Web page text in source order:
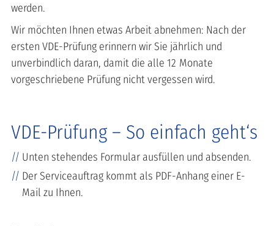
werden.
Wir möchten Ihnen etwas Arbeit abnehmen: Nach der
ersten VDE-Prüfung erinnern wir Sie jährlich und
unverbindlich daran, damit die alle 12 Monate
vorgeschriebene Prüfung nicht vergessen wird.
VDE-Prüfung – So einfach geht‘s
Unten stehendes Formular ausfüllen und absenden.
Der Serviceauftrag kommt als PDF-Anhang einer E-
Mail zu Ihnen.